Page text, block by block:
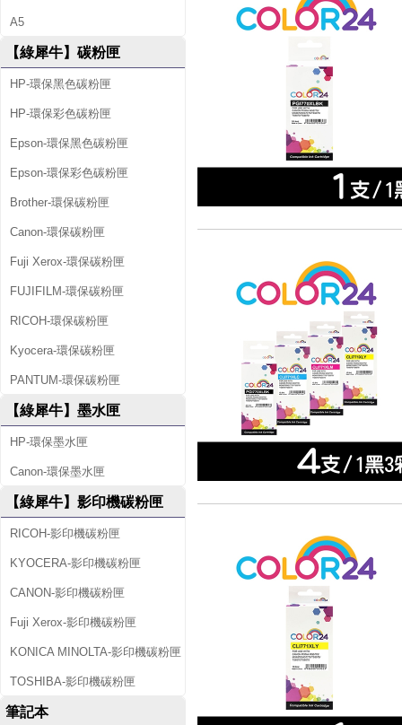
A5
【綠犀牛】碳粉匣
HP-環保黑色碳粉匣
HP-環保彩色碳粉匣
Epson-環保黑色碳粉匣
Epson-環保彩色碳粉匣
Brother-環保碳粉匣
Canon-環保碳粉匣
Fuji Xerox-環保碳粉匣
FUJIFILM-環保碳粉匣
RICOH-環保碳粉匣
Kyocera-環保碳粉匣
PANTUM-環保碳粉匣
【綠犀牛】墨水匣
HP-環保墨水匣
Canon-環保墨水匣
【綠犀牛】影印機碳粉匣
RICOH-影印機碳粉匣
KYOCERA-影印機碳粉匣
CANON-影印機碳粉匣
Fuji Xerox-影印機碳粉匣
KONICA MINOLTA-影印機碳粉匣
TOSHIBA-影印機碳粉匣
筆記本